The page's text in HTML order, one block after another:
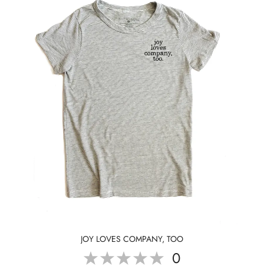
JOY LOVES COMPANY, TOO
0